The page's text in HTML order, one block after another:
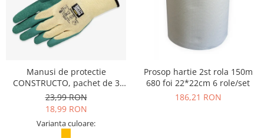
Pantaloni
Pantaloni cu pieptar
Hanorace
Impermeabile
Veste
Reflectorizante
Incaltaminte
Incaltaminte de lucru si protectie
Manusi de protectie
CONSTRUCTO, pachet de 3
perechi, Safety Jogger
23,99 RON
18,99 RON
Varianta culoare:
Prosop hartie 2st rola 150m
680 foi 22*22cm 6 role/set
186,21 RON